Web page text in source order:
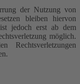
der Nutzung von
bleiben hiervon
jedoch erst ab dem
möglich.
Rechtsverletzungen